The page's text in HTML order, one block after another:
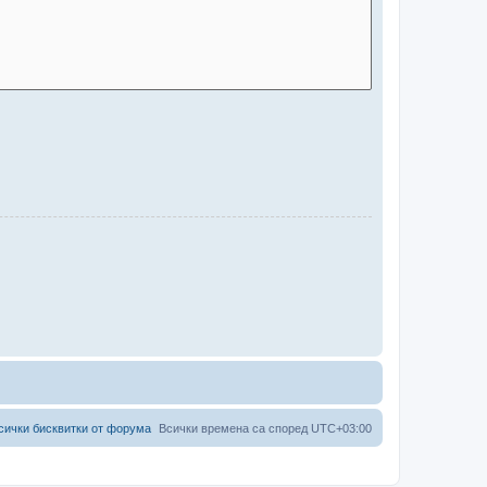
Всички времена са според UTC+03:00
бисквитки от форума